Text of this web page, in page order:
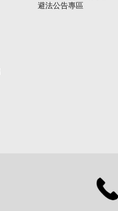
避法公告專區